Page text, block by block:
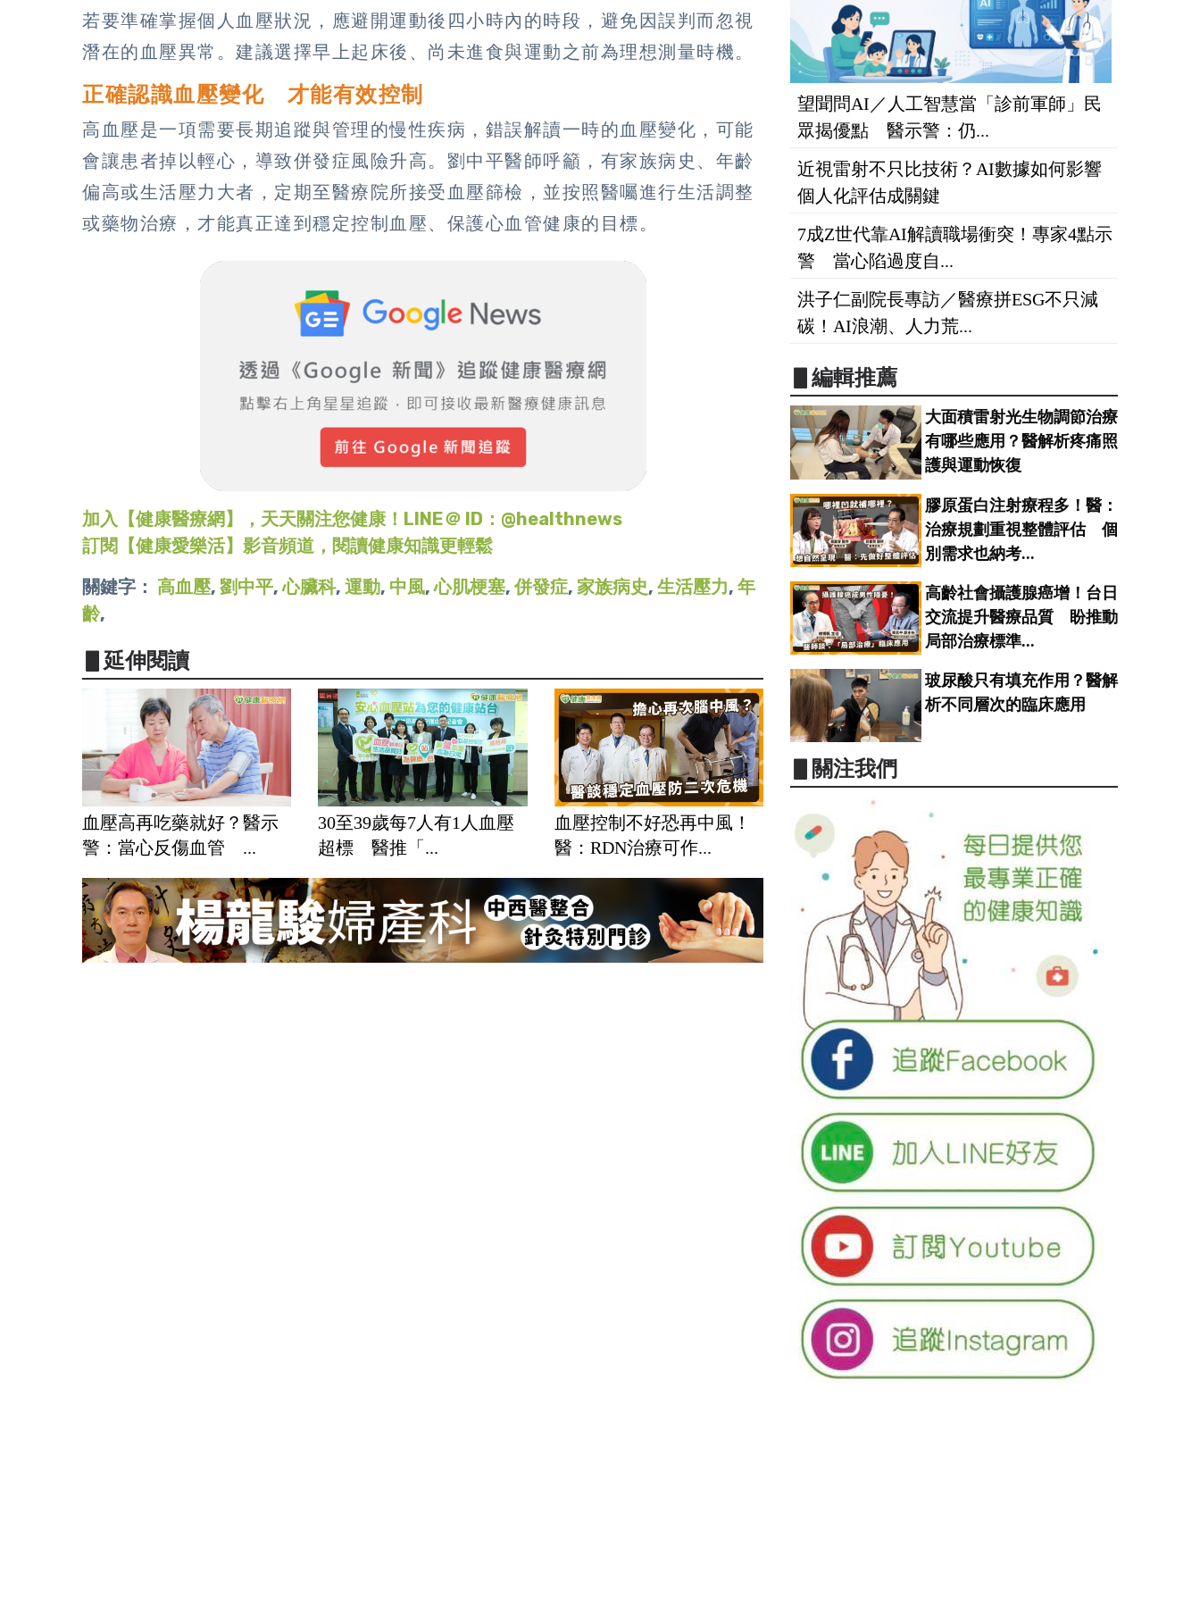
若要準確掌握個人血壓狀況，應避開運動後四小時內的時段，避免因誤判而忽視
潛在的血壓異常。建議選擇早上起床後、尚未進食與運動之前為理想測量時機。
正確認識血壓變化 才能有效控制
高血壓是一項需要長期追蹤與管理的慢性疾病，錯誤解讀一時的血壓變化，可能
會讓患者掉以輕心，導致併發症風險升高。劉中平醫師呼籲，有家族病史、年齡
偏高或生活壓力大者，定期至醫療院所接受血壓篩檢，並按照醫囑進行生活調整
或藥物治療，才能真正達到穩定控制血壓、保護心血管健康的目標。
加入【健康醫療網】，天天關注您健康！LINE＠ ID：@healthnews
訂閱【健康愛樂活】影音頻道，閱讀健康知識更輕鬆
關鍵字： 高血壓, 劉中平,心臟科, 運動, 中風,心肌梗塞,併發症, 家族病史, 生活壓力, 年
齡,
▋延伸閱讀
血壓高再吃藥就好？醫示
警：當心反傷血管 ...
30至39歲每7人有1人血壓
超標 醫推「...
血壓控制不好恐再中風！
醫：RDN治療可作...
望聞問AI／人工智慧當「診前軍師」民
眾揭優點 醫示警：仍...
近視雷射不只比技術？AI數據如何影響
個人化評估成關鍵
7成Z世代靠AI解讀職場衝突！專家4點示
警 當心陷過度自...
洪子仁副院長專訪／醫療拼ESG不只減
碳！AI浪潮、人力荒...
▋編輯推薦
大面積雷射光生物調節治療
有哪些應用？醫解析疼痛照
護與運動恢復
膠原蛋白注射療程多！醫：
治療規劃重視整體評估 個
別需求也納考...
高齡社會攝護腺癌增！台日
交流提升醫療品質 盼推動
局部治療標準...
玻尿酸只有填充作用？醫解
析不同層次的臨床應用
▋關注我們